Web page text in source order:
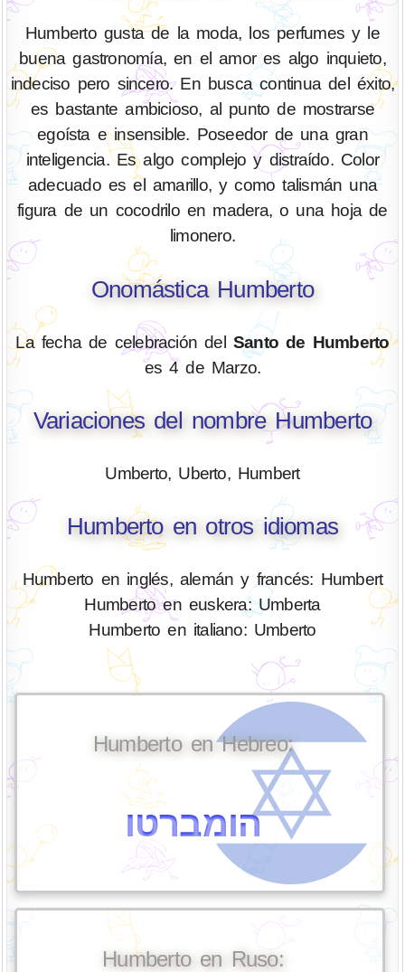
Humberto gusta de la moda, los perfumes y le
buena gastronomía, en el amor es algo inquieto,
indeciso pero sincero. En busca continua del éxito,
es bastante ambicioso, al punto de mostrarse
egoísta e insensible. Poseedor de una gran
inteligencia. Es algo complejo y distraído. Color
adecuado es el amarillo, y como talismán una
figura de un cocodrilo en madera, o una hoja de
limonero.
Onomástica Humberto
La fecha de celebración delSanto de Humberto
es 4 de Marzo.
Variaciones del nombre Humberto
Umberto, Uberto, Humbert
Humberto en otros idiomas
Humberto en inglés, alemán y francés: Humbert
Humberto en euskera: Umberta
Humberto en italiano: Umberto
Humberto en Hebreo:
הומברטו
Humberto en Ruso: